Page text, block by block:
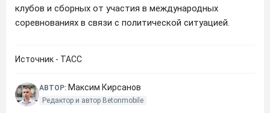
клубов и сборных от участия в международных
соревнованиях в связи с политической ситуацией.
Источник - ТАСС
АВТОР: Максим Кирсанов
Редактор и автор Betonmobile